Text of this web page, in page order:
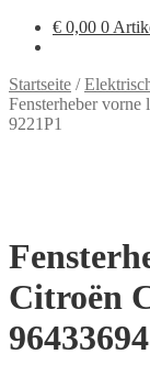
€ 0,00 0
Startseite /
Fensterheber
9221P1
Citroën